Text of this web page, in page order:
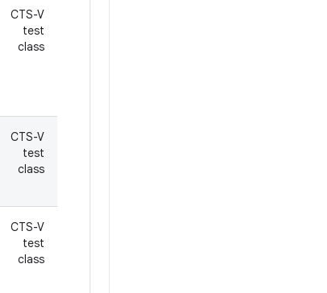
CTS-V
test
class
CTS-V
test
class
CTS-V
test
class